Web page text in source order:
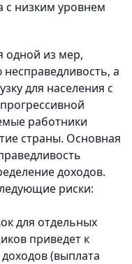
с низким уровнем
одной из мер,
а
для населения с
работники
страны. Основная
доходов.
риски:
для отдельных
приведет к
(выплата